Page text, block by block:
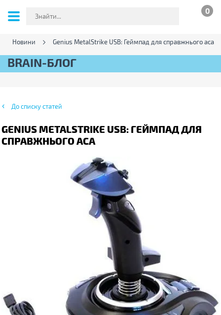
0
Новини Genius MetalStrike USB: Геймпад для справжнього аса
BRAIN-БЛОГ
До списку статей
GENIUS METALSTRIKE USB: ГЕЙМПАД ДЛЯ
СПРАВЖНЬОГО АСА